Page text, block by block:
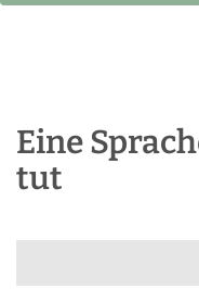
Eine
tut